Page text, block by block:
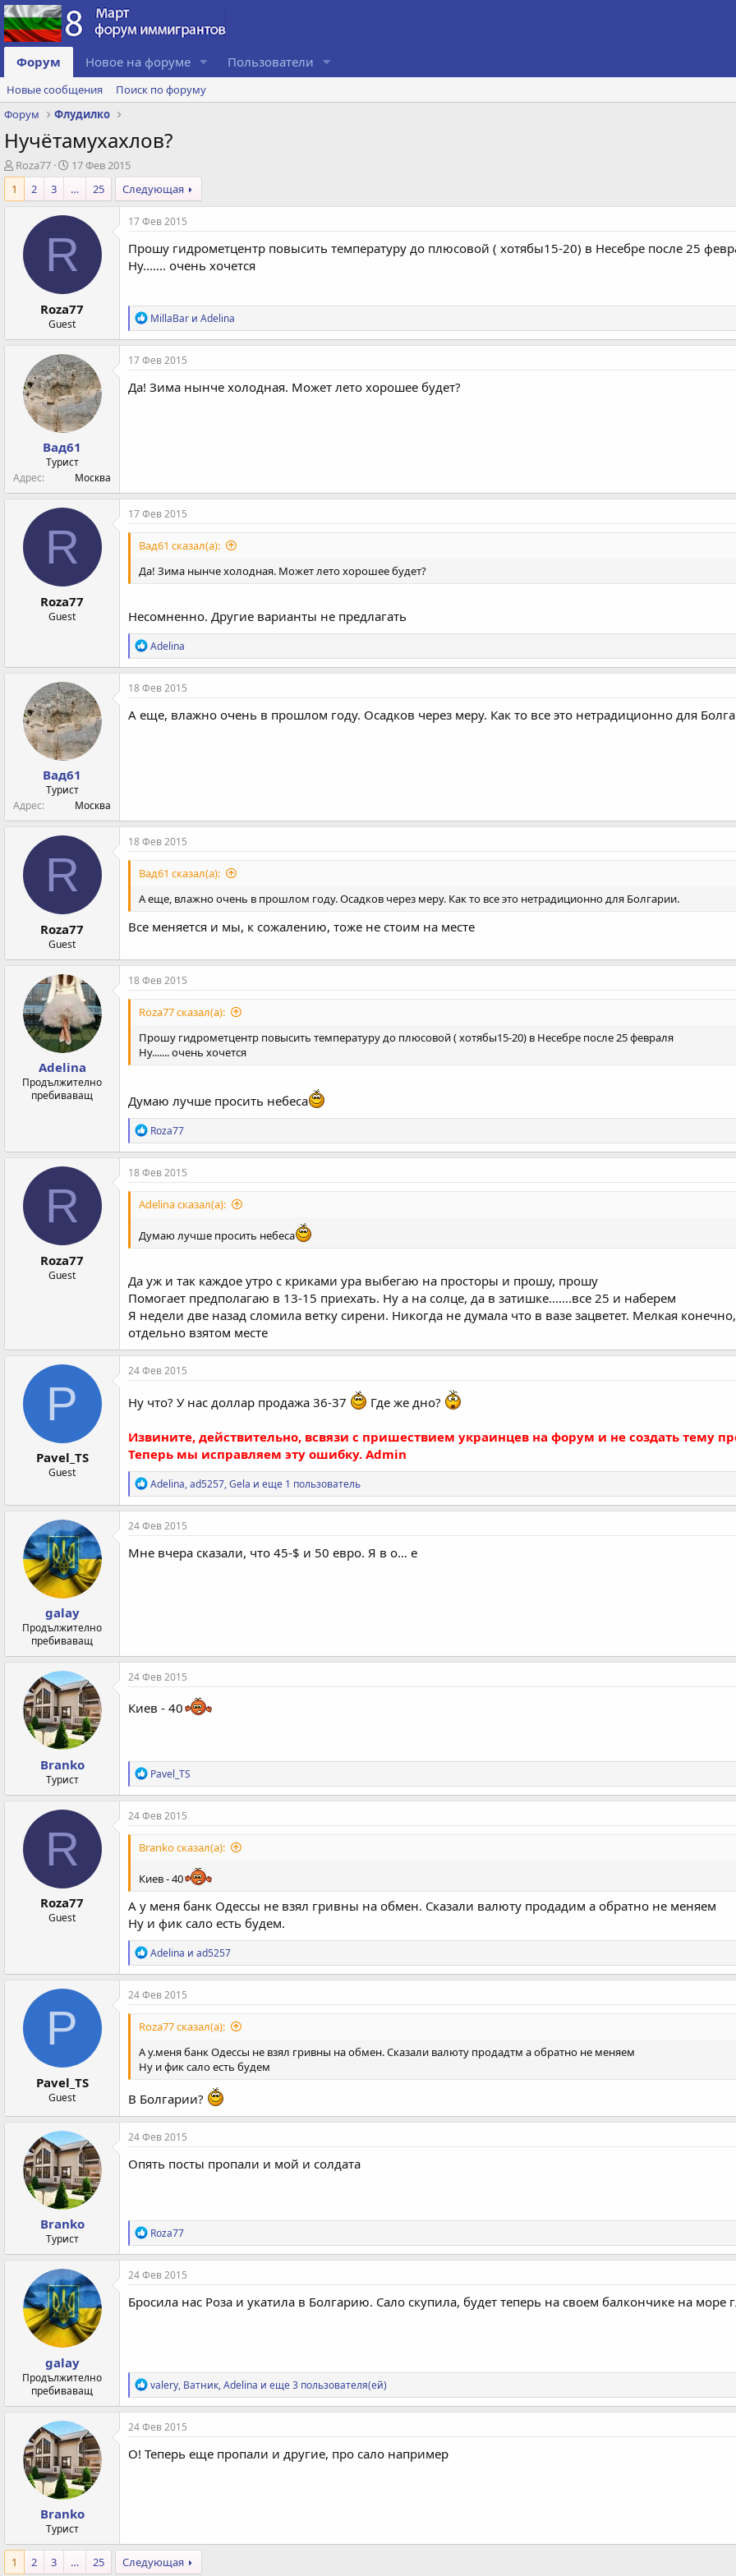
Форум Новое на форуме Пользователи
Новые сообщения
Поиск по форуму
Форум
Флудилко
Нучётамухахлов?
А
в
т
Roza77
Д
а
т
о
з
д
н
и
я
17 Фев 2015
1
2 3 … 25 Следующая
R
Roza77
Guest
17 Фев 2015
Прошу гидрометцентр повысить температуру до плюсовой ( хотябы15-20) в Несебре после 25
Ну....... очень хочется
Р
е
а
к
и
и
MillaBar и Adelina
Вад61
Турист
Адрес
Москва
17 Фев 2015
Да! Зима нынче холодная. Может лето хорошее будет?
R
Roza77
Guest
17 Фев 2015
Вад61 сказал(а):
Да! Зима нынче холодная. Может лето хорошее будет?
Несомненно. Другие варианты не предлагать
Р
е
а
к
и
и
Adelina
Вад61
Турист
Адрес
Москва
18 Фев 2015
А еще, влажно очень в прошлом году. Осадков через меру. Как то все это нетрадиционно для
R
Roza77
Guest
18 Фев 2015
Вад61 сказал(а):
А еще, влажно очень в прошлом году. Осадков через меру. Как то все это нетрадиционно для Болгарии.
Все меняется и мы, к сожалению, тоже не стоим на месте
Adelina
Продължително
пребиваващ
18 Фев 2015
Roza77 сказал(а):
Прошу гидрометцентр повысить температуру до плюсовой ( хотябы15-20) в Несебре после 25 февраля
Ну....... очень хочется
Думаю лучше просить небеса
Р
е
а
к
и
Roza77
R
Roza77
Guest
18 Фев 2015
Adelina сказал(а):
Думаю лучше просить небеса
Да уж и так каждое утро с криками ура выбегаю на просторы и прошу, прошу
Помогает предполагаю в 13-15 приехать. Ну а на солце, да в затишке.......все 25 и наберем
Я недели две назад сломила ветку сирени. Никогда не думала что в вазе зацветет. Мелкая
отдельно взятом месте
P
Pavel_TS
Guest
24 Фев 2015
Ну что? У нас доллар продажа 36-37 Где же дно?
Извините, действительно, всвязи с пришествием украинцев на форум и не создать тему
Теперь мы исправляем эту ошибку. Admin
Р
е
а
к
и
и
Adelina,ad5257,Gela и еще 1 пользователь
galay
Продължително
пребиваващ
24 Фев 2015
Мне вчера сказали, что 45-$ и 50 евро. Я в о… е
Branko
Турист
24 Фев 2015
Киев - 40
Р
е
а
к
и
Pavel_TS
R
Roza77
Guest
24 Фев 2015
Branko сказал(а):
Киев - 40
А у меня банк Одессы не взял гривны на обмен. Сказали валюту продадим а обратно не меняем
Ну и фик сало есть будем.
Р
е
а
к
и
Adelina и ad5257
P
Pavel_TS
Guest
24 Фев 2015
Roza77 сказал(а):
А у.меня банк Одессы не взял гривны на обмен. Сказали валюту продадтм а обратно не меняем
Ну и фик сало есть будем
В Болгарии?
Branko
Турист
24 Фев 2015
Опять посты пропали и мой и солдата
Р
е
а
к
и
и
Roza77
galay
Продължително
пребиваващ
24 Фев 2015
Бросила нас Роза и укатила в Болгарию. Сало скупила, будет теперь на своем балкончике на море
Р
е
а
к
и
и
valery, Ватник,Adelina и еще 3 пользователя(ей)
Branko
Турист
24 Фев 2015
О! Теперь еще пропали и другие, про сало например
1 2 3 … 25 Следующая